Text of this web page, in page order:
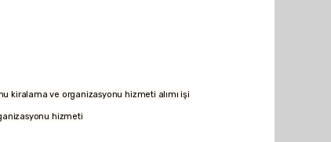
ve organizasyonu hizmeti alımı işi
hizmeti